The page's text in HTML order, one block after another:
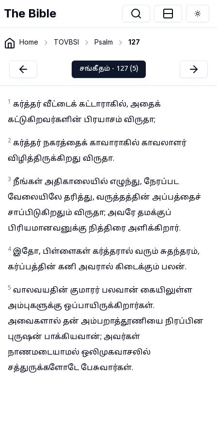
The Bible
Home TOVBSI Psalm 127
சங்கீதம் - 127 (5)
1 கர்த்தர் வீட்டைக் கட்டாராகில், அதைக்
கட்டுகிறவர்களின் பிரயாசம் விருதா;
2 கர்த்தர் நகரத்தைக் காவாராகில் காவலாளர்
விழித்திருக்கிறது விருதா.
3 நீங்கள் அதிகாலையில் எழுந்து, நேரப்பட
வேலையிலே தரித்து, வருத்தத்தின் அப்பத்தைச்
சாப்பிடுகிறதும் விருதா; அவரே தமக்குப்
பிரியமானவனுக்கு நித்திரை அளிக்கிறார்.
4 இதோ, பிள்ளைகள் கர்த்தரால் வரும் சுதந்தரம்,
கர்ப்பத்தின் கனி அவரால் கிடைக்கும் பலன்.
5 வாலவயதின் குமாரர் பலவான் கையிலுள்ள
அம்புகளுக்கு ஒப்பாயிருக்கிறார்கள்.
அவைகளால் தன் அம்பறாத்தூணியை நிரப்பின
புருஷன் பாக்கியவான்; அவர்கள்
நாணமடையாமல் ஒலிமுகவாசலில்
சத்துருக்களோடே பேசுவார்கள்.